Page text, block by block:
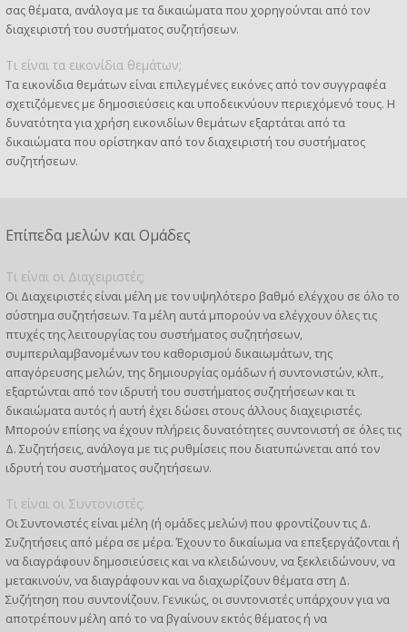
σας θέματα, ανάλογα με τα δικαιώματα που χορηγούνται από τον
διαχειριστή του συστήματος συζητήσεων.
Τι είναι τα εικονίδια θεμάτων;
Τα εικονίδια θεμάτων είναι επιλεγμένες εικόνες από τον συγγραφέα
σχετιζόμενες με δημοσιεύσεις και υποδεικνύουν περιεχόμενό τους. Η
δυνατότητα για χρήση εικονιδίων θεμάτων εξαρτάται από τα
δικαιώματα που ορίστηκαν από τον διαχειριστή του συστήματος
συζητήσεων.
Επίπεδα μελών και Ομάδες
Τι είναι οι Διαχειριστές;
Οι Διαχειριστές είναι μέλη με τον υψηλότερο βαθμό ελέγχου σε όλο το
σύστημα συζητήσεων. Τα μέλη αυτά μπορούν να ελέγχουν όλες τις
πτυχές της λειτουργίας του συστήματος συζητήσεων,
συμπεριλαμβανομένων του καθορισμού δικαιωμάτων, της
απαγόρευσης μελών, της δημιουργίας ομάδων ή συντονιστών, κλπ.,
εξαρτώνται από τον ιδρυτή του συστήματος συζητήσεων και τι
δικαιώματα αυτός ή αυτή έχει δώσει στους άλλους διαχειριστές.
Μπορούν επίσης να έχουν πλήρεις δυνατότητες συντονιστή σε όλες τις
Δ. Συζητήσεις, ανάλογα με τις ρυθμίσεις που διατυπώνεται από τον
ιδρυτή του συστήματος συζητήσεων.
Τι είναι οι Συντονιστές;
Οι Συντονιστές είναι μέλη (ή ομάδες μελών) που φροντίζουν τις Δ.
Συζητήσεις από μέρα σε μέρα. Έχουν το δικαίωμα να επεξεργάζονται ή
να διαγράφουν δημοσιεύσεις και να κλειδώνουν, να ξεκλειδώνουν, να
μετακινούν, να διαγράφουν και να διαχωρίζουν θέματα στη Δ.
Συζήτηση που συντονίζουν. Γενικώς, οι συντονιστές υπάρχουν για να
αποτρέπουν μέλη από το να βγαίνουν εκτός θέματος ή να